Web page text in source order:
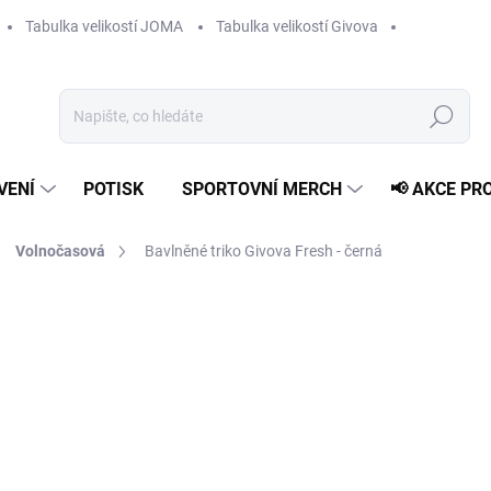
Tabulka velikostí JOMA Tabulka velikostí Givova
Hledat
POTISK SPORTOVNÍ MERCH 📢 AKCE
Volnočasová Bavlněné triko Givova Fresh - černá